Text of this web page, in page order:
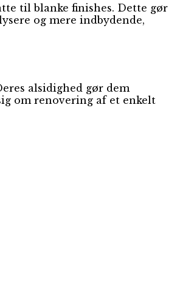
til blanke finishes. Dette gør
og mere indbydende,
alsidighed gør dem
om renovering af et enkelt